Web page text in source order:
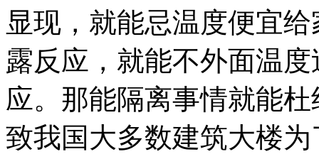
显现，就能忌温度便宜
露反应，就能不外面温
应。那能隔离事情就能
致我国大多数建筑大楼